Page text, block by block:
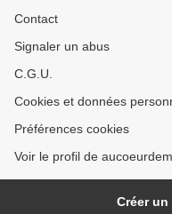
Contact
Signaler un abus
C.G.U.
Cookies et données
Préférences cookies
Voir le profil de
Créer